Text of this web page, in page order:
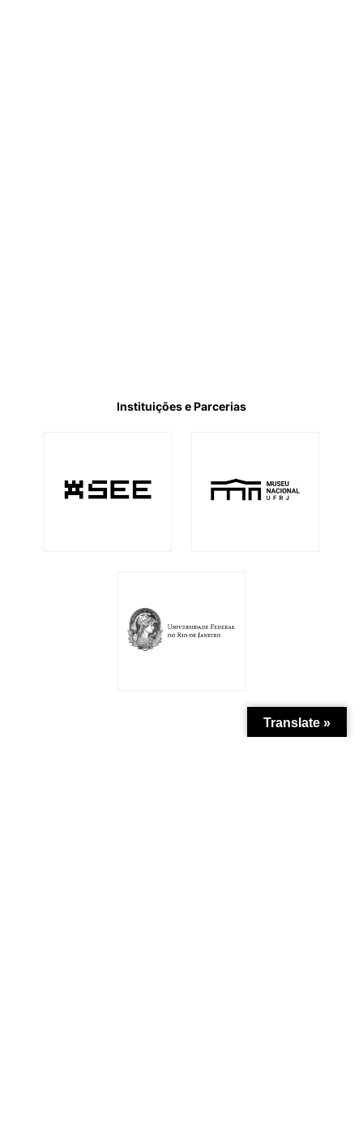
Instituições e Parcerias
Translate »